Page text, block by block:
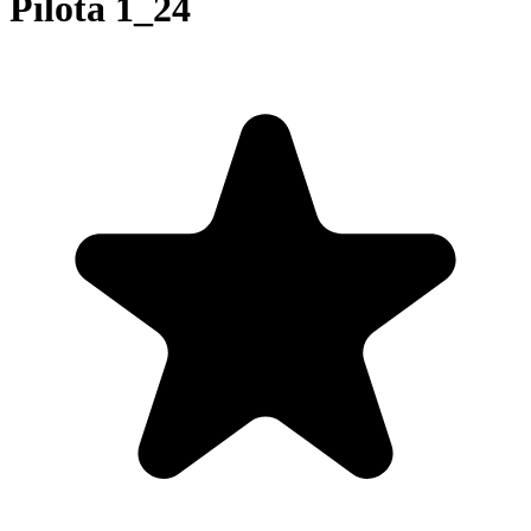
Pilóta 1_24